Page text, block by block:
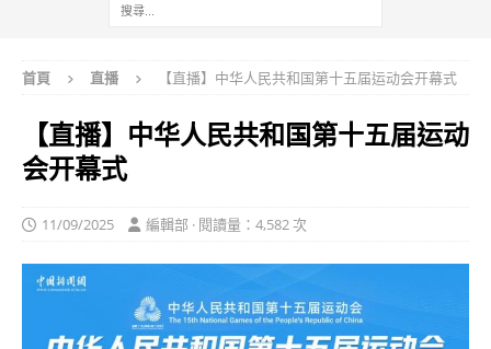
首頁 直播 【直播】中华人民共和国第十五届运动会开幕式
【直播】中华人民共和国第十五届运动
会开幕式
11/09/2025 編輯部 · 閱讀量：4,582 次